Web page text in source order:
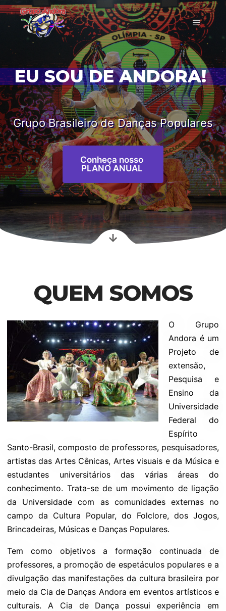
EU SOU DE ANDORA!|
Grupo Brasileiro de Danças Populares
Conheça nosso
PLANO ANUAL
QUEM SOMOS
O Grupo
Andora é um
Projeto de
extensão,
Pesquisa e
Ensino da
Universidade
Federal do
Espírito
Santo-Brasil, composto de professores, pesquisadores,
artistas das Artes Cênicas, Artes visuais e da Música e
estudantes universitários das várias áreas do
conhecimento. Trata-se de um movimento de ligação
da Universidade com as comunidades externas no
campo da Cultura Popular, do Folclore, dos Jogos,
Brincadeiras, Músicas e Danças Populares.
Tem como objetivos a formação continuada de
professores, a promoção de espetáculos populares e a
divulgação das manifestações da cultura brasileira por
meio da Cia de Danças Andora em eventos artísticos e
culturais. A Cia de Dança possui experiência em